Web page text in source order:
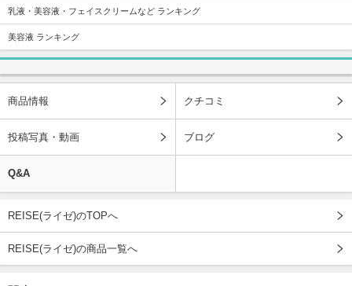
乳液・美容液・フェイスクリームなど ランキング
美容液 ランキング
商品情報 クチコミ
投稿写真・動画 ブログ
Q&A
REISE(ライゼ)のTOPへ
REISE(ライゼ)の商品一覧へ